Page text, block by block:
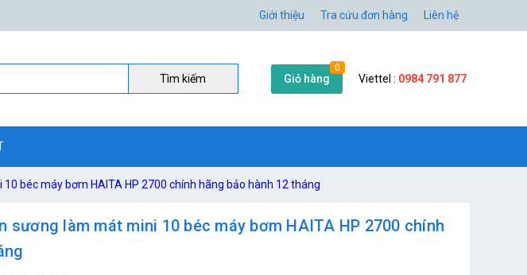
Giới thiệu Tra cứu đơn hàng Liên hệ
Tìm kiếm Giỏ hàng
0
Viettel : 0984 791 877
béc máy bơm HAITA HP 2700 chính hãng bảo hành 12 tháng
sương làm mát mini 10 béc máy bơm HAITA HP 2700 chính